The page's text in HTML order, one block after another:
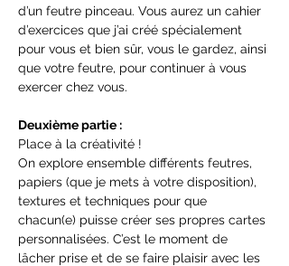
d’un feutre pinceau. Vous aurez un cahier
d’exercices que j’ai créé spécialement
pour vous et bien sûr, vous le gardez, ainsi
que votre feutre, pour continuer à vous
exercer chez vous.
Deuxième partie :
Place à la créativité !
On explore ensemble différents feutres,
papiers (que je mets à votre disposition),
textures et techniques pour que
chacun(e) puisse créer ses propres cartes
personnalisées. C’est le moment de
lâcher prise et de se faire plaisir avec les